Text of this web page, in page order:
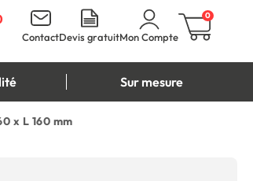
ContactDevis gratuitMon Compte
0
Sur mesure
x L 160 mm